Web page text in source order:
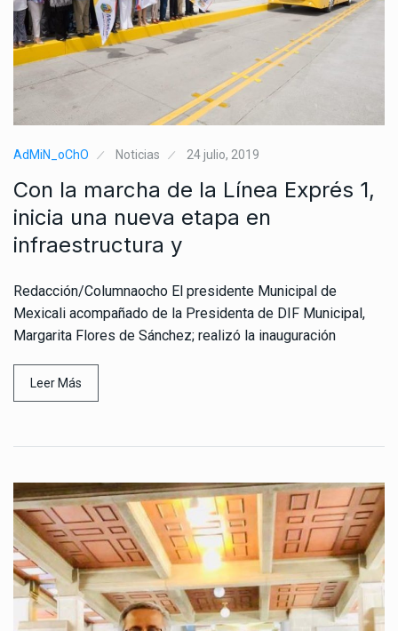
AdMiN_oChO Noticias 24 julio, 2019
Con la marcha de la Línea Exprés 1,
inicia una nueva etapa en
infraestructura y
Redacción/Columnaocho El presidente Municipal de
Mexicali acompañado de la Presidenta de DIF Municipal,
Margarita Flores de Sánchez; realizó la inauguración
Leer Más